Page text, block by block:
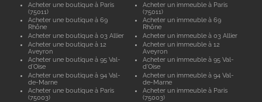
Acheter une boutique à Paris
(75011)
Acheter une boutique à 69
Rhône
Acheter une boutique à 03 Allier
Acheter une boutique à 12
Aveyron
Acheter une boutique à 95 Val-
d'Oise
Acheter une boutique à 94 Val-
de-Marne
Acheter une boutique à Paris
(75003)
Acheter un immeuble à Paris
(75011)
Acheter un immeuble à 69
Rhône
Acheter un immeuble à 03 Allier
Acheter un immeuble à 12
Aveyron
Acheter un immeuble à 95 Val-
d'Oise
Acheter un immeuble à 94 Val-
de-Marne
Acheter un immeuble à Paris
(75003)